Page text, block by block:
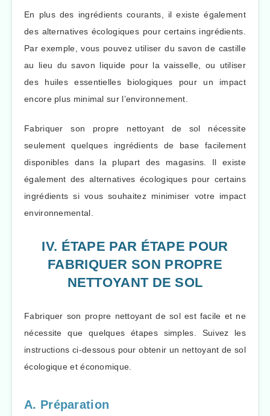
En plus des ingrédients courants, il existe également
des alternatives écologiques pour certains ingrédients.
Par exemple, vous pouvez utiliser du savon de castille
au lieu du savon liquide pour la vaisselle, ou utiliser
des huiles essentielles biologiques pour un impact
encore plus minimal sur l’environnement.
Fabriquer son propre nettoyant de sol nécessite
seulement quelques ingrédients de base facilement
disponibles dans la plupart des magasins. Il existe
également des alternatives écologiques pour certains
ingrédients si vous souhaitez minimiser votre impact
environnemental.
IV. ÉTAPE PAR ÉTAPE POUR
FABRIQUER SON PROPRE
NETTOYANT DE SOL
Fabriquer son propre nettoyant de sol est facile et ne
nécessite que quelques étapes simples. Suivez les
instructions ci-dessous pour obtenir un nettoyant de sol
écologique et économique.
A. Préparation